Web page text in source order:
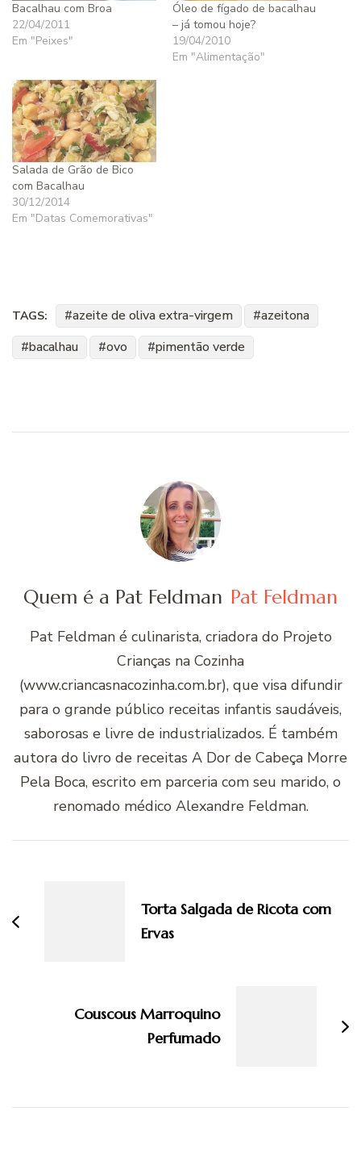
Bacalhau com Broa
22/04/2011
Em "Peixes"
Óleo de fígado de bacalhau
– já tomou hoje?
19/04/2010
Em "Alimentação"
Salada de Grão de Bico
com Bacalhau
30/12/2014
Em "Datas Comemorativas"
TAGS: azeite de oliva extra-virgem
azeitona
bacalhau
ovo pimentão verde
Quem é a Pat Feldman Pat Feldman
Pat Feldman é culinarista, criadora do Projeto
Crianças na Cozinha
(www.criancasnacozinha.com.br), que visa difundir
para o grande público receitas infantis saudáveis,
saborosas e livre de industrializados. É também
autora do livro de receitas A Dor de Cabeça Morre
Pela Boca, escrito em parceria com seu marido, o
renomado médico Alexandre Feldman.
Torta Salgada de Ricota com
Ervas
Couscous Marroquino
Perfumado